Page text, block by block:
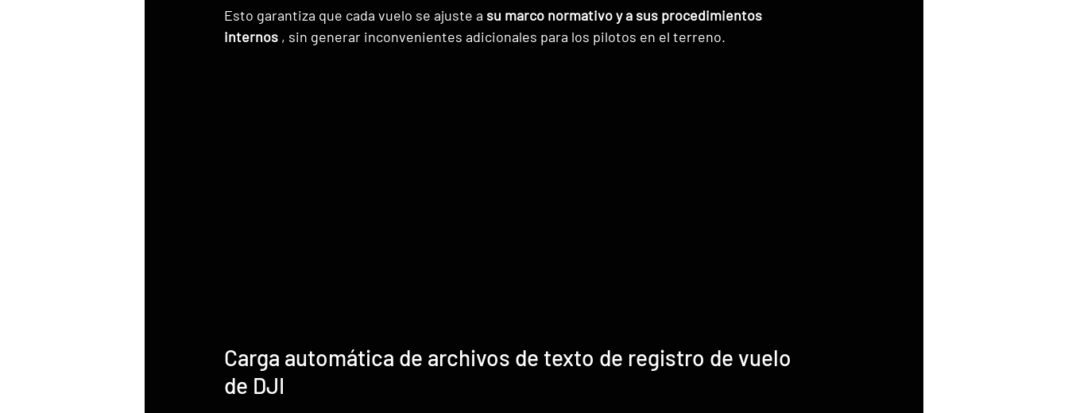
Esto garantiza que cada vuelo se ajuste a su marco normativo y a sus procedimientos
internos , sin generar inconvenientes adicionales para los pilotos en el terreno.
Carga automática de archivos de texto de registro de vuelo
de DJI